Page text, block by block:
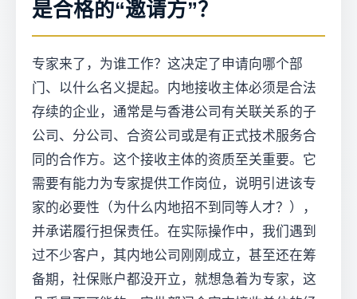
是合格的“邀请方”？
专家来了，为谁工作？这决定了申请向哪个部
门、以什么名义提起。内地接收主体必须是合法
存续的企业，通常是与香港公司有关联关系的子
公司、分公司、合资公司或是有正式技术服务合
同的合作方。这个接收主体的资质至关重要。它
需要有能力为专家提供工作岗位，说明引进该专
家的必要性（为什么内地招不到同等人才？），
并承诺履行担保责任。在实际操作中，我们遇到
过不少客户，其内地公司刚刚成立，甚至还在筹
备期，社保账户都没开立，就想急着为专家，这